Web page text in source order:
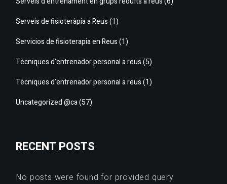
Serveis de fisioteràpia a Reus(1)
Servicios de fisioterapia en Reus(1)
Tècniques d'entrenador personal a reus(5)
Tècniques d’entrenador personal a reus(1)
Uncategorized @ca(57)
RECENT POSTS
No posts were found for provided query